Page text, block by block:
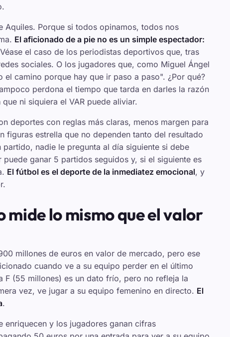
Aquiles. Porque si todos opinamos, todos nos
El aficionado de a pie no es un simple espectador:
el caso de los periodistas deportivos que, tras
sociales. O los jugadores que, como Miguel Ángel
camino porque hay que ir paso a paso". ¿Por qué?
perdona el tiempo que tarda en darles la razón
ni siquiera el VAR puede aliviar.
deportes con reglas más claras, menos margen para
figuras estrella que no dependen tanto del resultado
nadie le pregunta al día siguiente si debe
ganar 5 partidos seguidos y, si el siguiente es
El fútbol es el deporte de la inmediatez emocional, y
mide lo mismo que el valor
millones de euros en valor de mercado, pero ese
cuando ve a su equipo perder en el último
F (55 millones) es un dato frío, pero no refleja la
vez, ve jugar a su equipo femenino en directo. El
.
enriquecen y los jugadores ganan cifras